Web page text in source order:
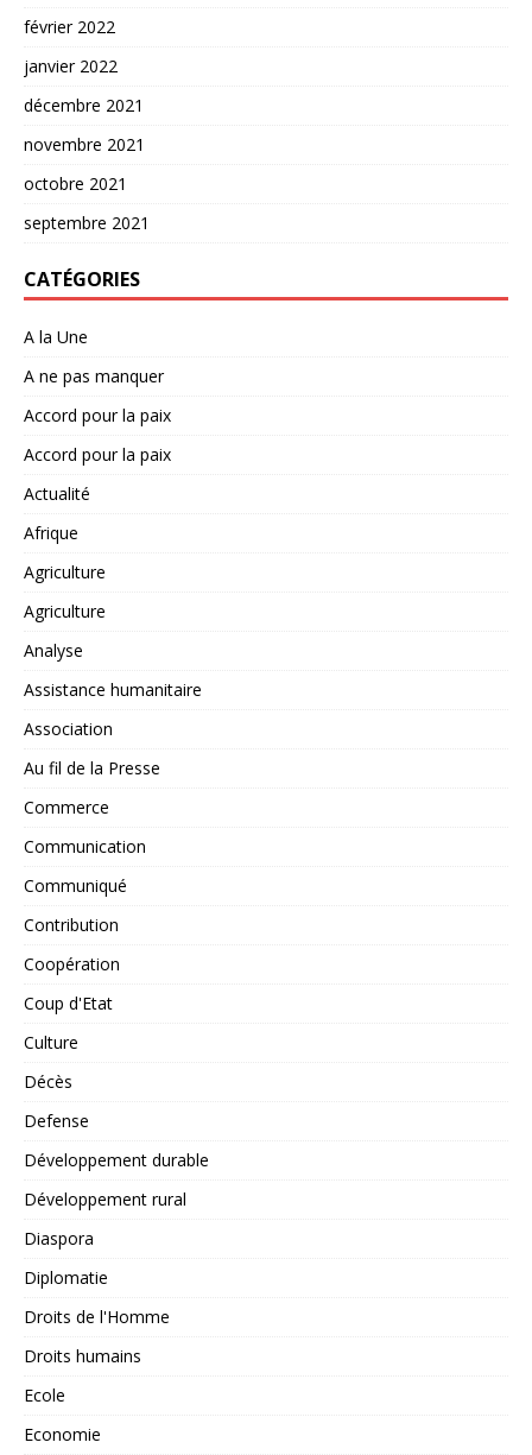
février 2022
janvier 2022
décembre 2021
novembre 2021
octobre 2021
septembre 2021
CATÉGORIES
A la Une
A ne pas manquer
Accord pour la paix
Accord pour la paix
Actualité
Afrique
Agriculture
Agriculture
Analyse
Assistance humanitaire
Association
Au fil de la Presse
Commerce
Communication
Communiqué
Contribution
Coopération
Coup d'Etat
Culture
Décès
Defense
Développement durable
Développement rural
Diaspora
Diplomatie
Droits de l'Homme
Droits humains
Ecole
Economie